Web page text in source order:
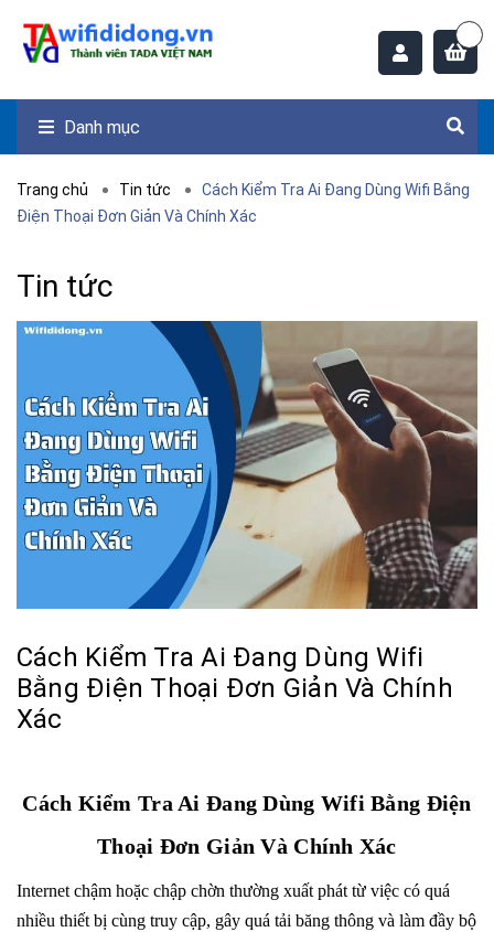
Danh mục
Trang chủ Tin tức
Cách Kiểm Tra Ai Đang Dùng Wifi Bằng
Điện Thoại Đơn Giản Và Chính Xác
Tin tức
Cách Kiểm Tra Ai Đang Dùng Wifi
Bằng Điện Thoại Đơn Giản Và Chính
Xác
Cách Kiểm Tra Ai Đang Dùng Wifi Bằng Điện
Thoại Đơn Giản Và Chính Xác
Internet chậm hoặc chập chờn thường xuất phát từ việc có quá
nhiều thiết bị cùng truy cập, gây quá tải băng thông và làm đầy bộ